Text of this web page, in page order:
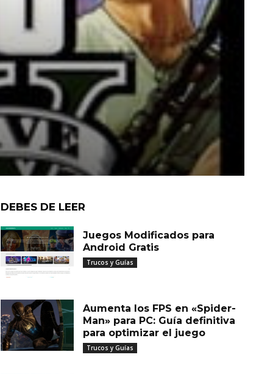
DEBES DE LEER
Juegos Modificados para
Android Gratis
Trucos y Guías
Aumenta los FPS en «Spider-
Man» para PC: Guía definitiva
para optimizar el juego
Trucos y Guías